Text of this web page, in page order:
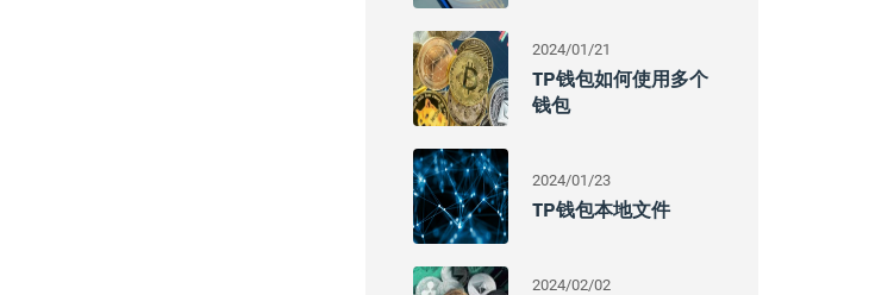
2024/01/21
TP钱包如何使用多个
钱包
2024/01/23
TP钱包本地文件
2024/02/02